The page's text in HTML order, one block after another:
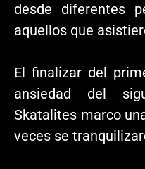
desde diferentes
aquellos que
El finalizar del
ansiedad del
Skatalites marco
veces se